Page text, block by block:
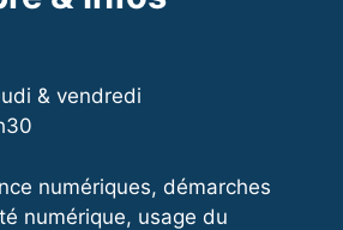
& vendredi
numériques, démarches
numérique, usage du